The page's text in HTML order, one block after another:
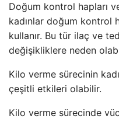
Doğum kontrol hapları
kadınlar doğum kontrol
kullanır. Bu tür ilaç ve
değişikliklere neden
Kilo verme sürecinin
çeşitli etkileri olabilir.
Kilo verme sürecinde